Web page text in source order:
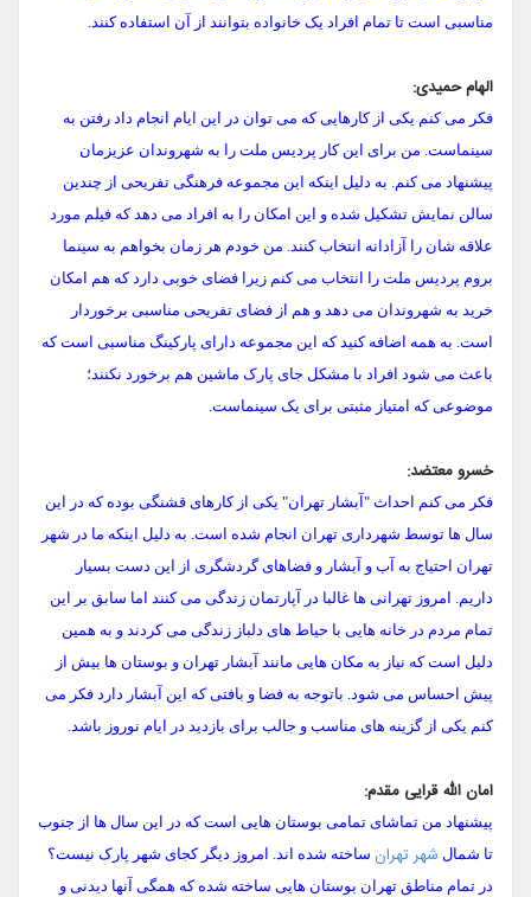
مناسبی است تا تمام افراد یک خانواده بتوانند از آن استفاده کنند.
الهام حمیدی:
فکر می کنم یکی از کارهایی که می توان در این ایام انجام داد رفتن به
سینماست. من برای این کار پردیس ملت را به شهروندان عزیزمان
پیشنهاد می کنم. به دلیل اینکه این مجموعه فرهنگی تفریحی از چندین
سالن نمایش تشکیل شده و این امکان را به افراد می دهد که فیلم مورد
علاقه شان را آزادانه انتخاب کنند. من خودم هر زمان بخواهم به سینما
بروم پردیس ملت را انتخاب می کنم زیرا فضای خوبی دارد که هم امکان
خرید به شهروندان می دهد و هم از فضای تفریحی مناسبی برخوردار
است. به همه اضافه کنید که این مجموعه دارای پارکینگ مناسبی است که
باعث می شود افراد با مشکل جای پارک ماشین هم برخورد نکنند؛
موضوعی که امتیاز مثبتی برای یک سینماست.
خسرو معتضد:
فکر می کنم احداث "آبشار تهران" یکی از کارهای قشنگی بوده که در این
سال ها توسط شهرداری تهران انجام شده است. به دلیل اینکه ما در شهر
تهران احتیاج به آب و آبشار و فضاهای گردشگری از این دست بسیار
داریم. امروز تهرانی ها غالبا در آپارتمان زندگی می کنند اما سابق بر این
تمام مردم در خانه هایی با حیاط های دلباز زندگی می کردند و به همین
دلیل است که نیاز به مکان هایی مانند آبشار تهران و بوستان ها بیش از
پیش احساس می شود. باتوجه به فضا و بافتی که این آبشار دارد فکر می
کنم یکی از گزینه های مناسب و جالب برای بازدید در ایام نوروز باشد.
امان الله قرایی مقدم:
پیشنهاد من تماشای تمامی بوستان هایی است که در این سال ها از جنوب
تا شمال شهر تهران ساخته شده اند. امروز دیگر کجای شهر پارک نیست؟
در تمام مناطق تهران بوستان هایی ساخته شده که همگی آنها دیدنی و